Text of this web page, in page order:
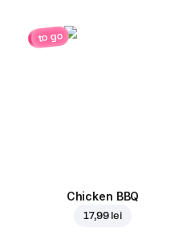
to go
Chicken BBQ
17,99 lei